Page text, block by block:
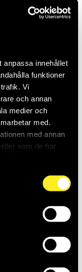
anpassa innehållet
funktioner
Vi
och annan
medier och
med.
med annan
som de har